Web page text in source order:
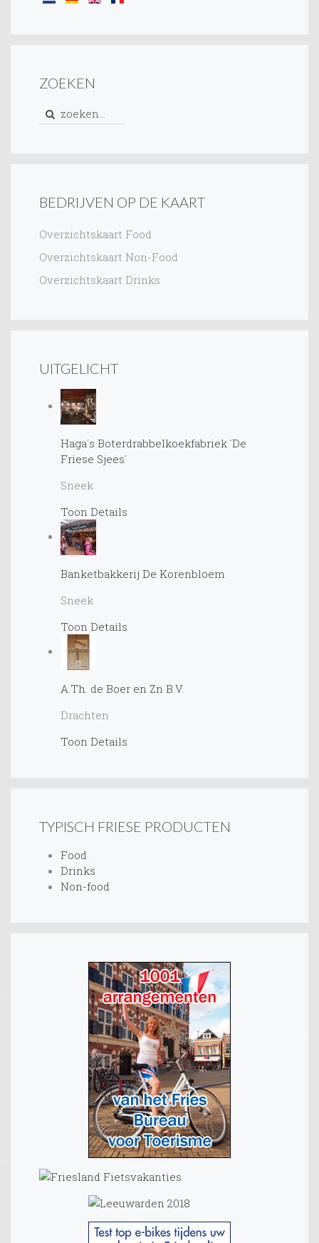
ZOEKEN
BEDRIJVEN OP DE KAART
Overzichtskaart Food
Overzichtskaart Non-Food
Overzichtskaart Drinks
UITGELICHT
Haga´s Boterdrabbelkoekfabriek ´De
Friese Sjees´
Sneek
Toon Details
Banketbakkerij De Korenbloem
Sneek
Toon Details
A.Th. de Boer en Zn B.V.
Drachten
Toon Details
TYPISCH FRIESE PRODUCTEN
Food
Drinks
Non-food